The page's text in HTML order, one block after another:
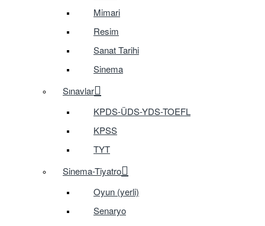
Mimari
Resim
Sanat Tarihi
Sinema
Sınavlar
KPDS-ÜDS-YDS-TOEFL
KPSS
TYT
Sinema-Tiyatro
Oyun (yerli)
Senaryo